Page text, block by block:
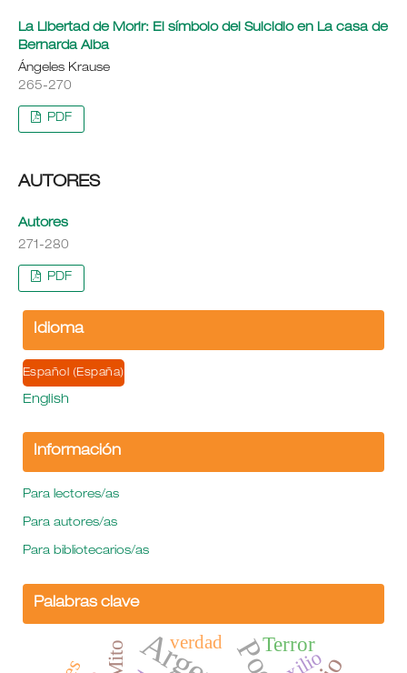
La Libertad de Morir: El símbolo del Suicidio en La casa de
Bernarda Alba
Ángeles Krause
265-270
PDF
AUTORES
Autores
271-280
PDF
Idioma
Español (España)
English
Información
Para lectores/as
Para autores/as
Para bibliotecarios/as
Palabras clave
Mito Terror
verdad